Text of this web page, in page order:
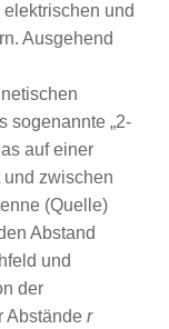
und
Ausgehend
sogenannte „2-
auf einer
zwischen
(Quelle)
Abstand
und
der
Abstände r